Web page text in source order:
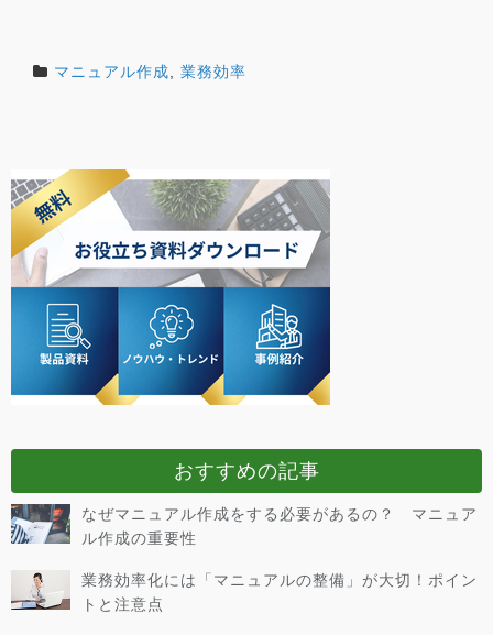
マニュアル作成 業務効率
おすすめの記事
なぜマニュアル作成をする必要があるの？ マニュア
ル作成の重要性
業務効率化には「マニュアルの整備」が大切！ポイン
トと注意点